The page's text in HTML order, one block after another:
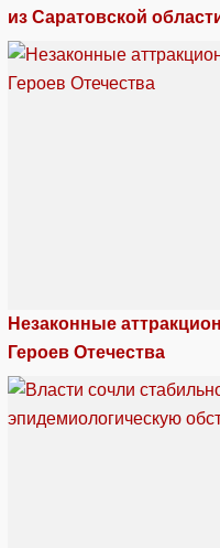
из Саратовской
Незаконные
Героев Отечества